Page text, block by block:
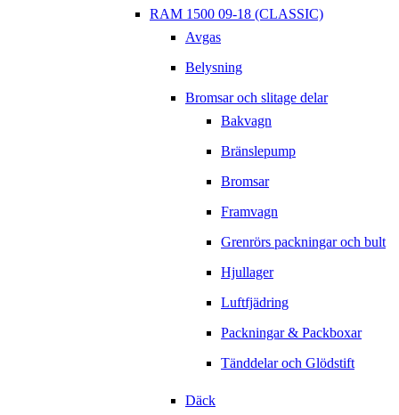
RAM 1500 09-18 (CLASSIC)
Avgas
Belysning
Bromsar och slitage delar
Bakvagn
Bränslepump
Bromsar
Framvagn
Grenrörs packningar och bult
Hjullager
Luftfjädring
Packningar & Packboxar
Tänddelar och Glödstift
Däck